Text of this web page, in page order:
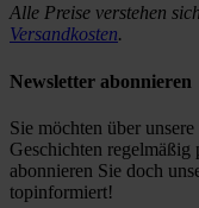
Alle Preise verstehen
Versandkosten.
Newsletter abonnieren
Sie möchten über
Geschichten
abonnieren Sie doch
topinformiert!